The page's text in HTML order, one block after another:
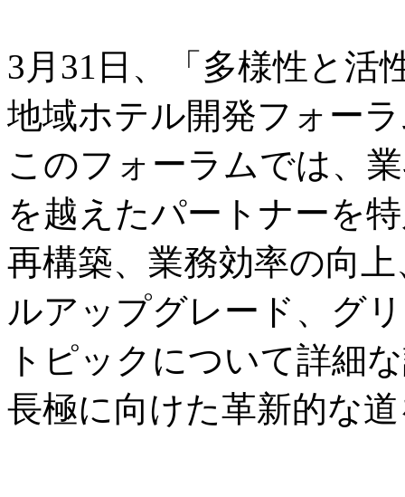
3月31日、「多様性と活
地域ホテル開発フォー
このフォーラムでは、
を越えたパートナーを
再構築、業務効率の向
ルアップグレード、グ
トピックについて詳細
長極に向けた革新的な